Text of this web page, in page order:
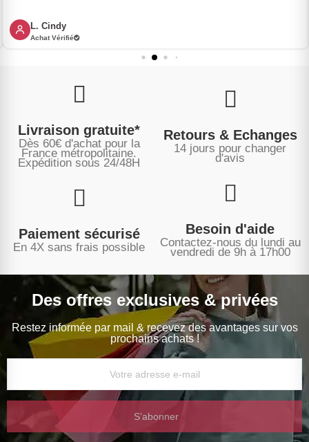
L. Cindy
Achat Vérifié
Livraison gratuite*
Dès 60€ d'achat pour la
France métropolitaine.
Expédition sous 24/48H
Retours & Echanges
14 jours pour changer
d'avis
Paiement sécurisé
En 4X sans frais possible
Besoin d'aide
Contactez-nous du lundi au
vendredi de 9h à 17h00
Des offres exclusives & privées
Restez informée par mail & recevez des avantages sur vos
prochains achats !
S’abonner